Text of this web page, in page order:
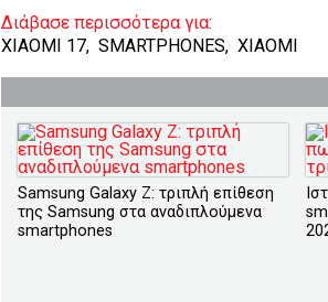
Διάβασε περισσότερα για:
XIAOMI 17, SMARTPHONES, XIAOMI
Samsung Galaxy Z: τριπλή επίθεση
της Samsung στα αναδιπλούμενα
smartphones